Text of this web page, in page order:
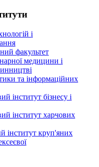
і
факультет
медицини і
та інформаційних
інститут бізнесу і
інститут харчових
інститут круп'яних